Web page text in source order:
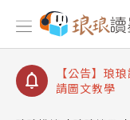
【公告】琅
【公告】琅
【公告】琅
請圖文教學